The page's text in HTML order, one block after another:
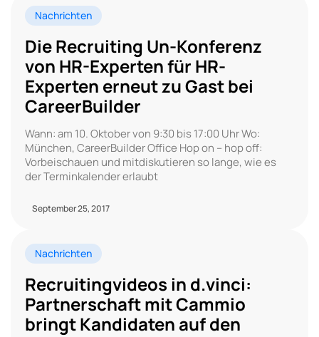
Nachrichten
Die Recruiting Un-Konferenz
von HR-Experten für HR-
Experten erneut zu Gast bei
CareerBuilder
Wann: am 10. Oktober von 9:30 bis 17:00 Uhr Wo:
München, CareerBuilder Office Hop on – hop off:
Vorbeischauen und mitdiskutieren so lange, wie es
der Terminkalender erlaubt
September 25, 2017
Nachrichten
Recruitingvideos in d.vinci:
Partnerschaft mit Cammio
bringt Kandidaten auf den